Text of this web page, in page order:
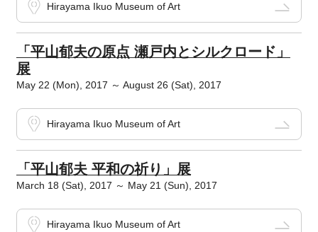
Hirayama Ikuo Museum of Art
「平山郁夫の原点 瀬戸内とシルクロード」
展
May 22 (Mon), 2017 ～ August 26 (Sat), 2017
Hirayama Ikuo Museum of Art
「平山郁夫 平和の祈り」展
March 18 (Sat), 2017 ～ May 21 (Sun), 2017
Hirayama Ikuo Museum of Art